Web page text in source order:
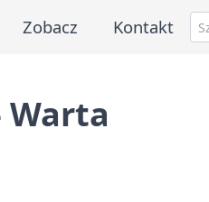
Zobacz Kontakt
Warta